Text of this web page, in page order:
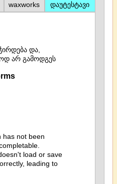
waxworks დაუტესტავი
და,
არ გამოდგეს
has not been
load or save
leading to